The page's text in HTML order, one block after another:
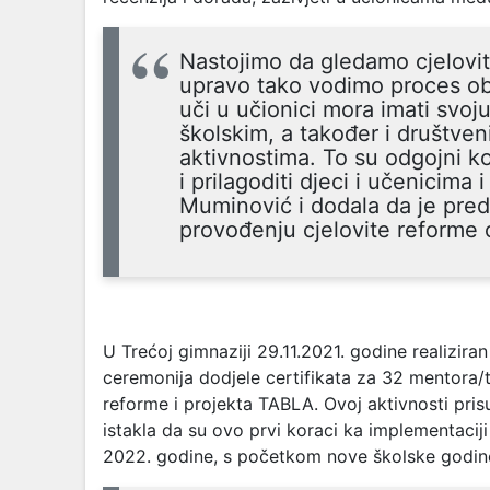
Nastojimo da gledamo
upravo tako vodimo proces
uči u učionici mora imati
školskim, a također i
aktivnostima. To su odgojni
i prilagoditi djeci i učenicima
Muminović i dodala da je
provođenju cjelovite reforme
U Trećoj gimnaziji 29.11.2021. godine
ceremonija dodjele certifikata za 32
reforme i projekta TABLA. Ovoj aktivnosti
istakla da su ovo prvi koraci ka
2022. godine, s početkom nove školske